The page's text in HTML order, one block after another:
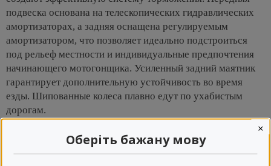
подвеска основана на телескопических гидравлических
амортизаторах, а задняя оснащена регулируемым
амортизатором, что позволяет идеально подстроиться
под рельеф местности и индивидуальные предпочтения
начинающего мотогонщика. Усиленный задний маятник
гарантирует дополнительную устойчивость во время
езды. Шипованные колеса плавно едут по ухабистым
дорогам.
Комплектация
Оберіть бажану мову
×